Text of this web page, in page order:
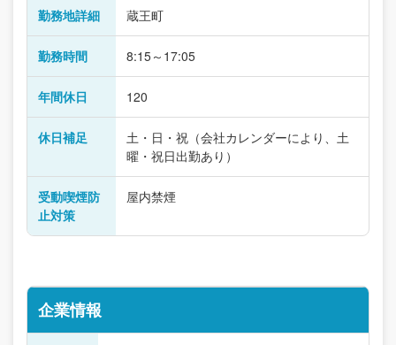
勤務地詳細 蔵王町
勤務時間 8:15～17:05
年間休日 120
休日補足
土・日・祝（会社カレンダーにより、土
曜・祝日出勤あり）
受動喫煙防
止対策
屋内禁煙
企業情報